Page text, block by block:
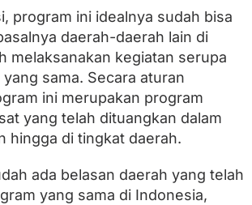
m
h
i
n
g
program ini idealnya sudah bisa
daerah-daerah lain di
melaksanakan kegiatan serupa
sama. Secara aturan
ini merupakan program
yang telah dituangkan dalam
hingga di tingkat daerah.
ada belasan daerah yang telah
yang sama di Indonesia,